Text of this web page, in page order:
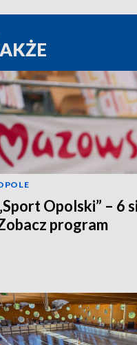
Opolski” – 6
program